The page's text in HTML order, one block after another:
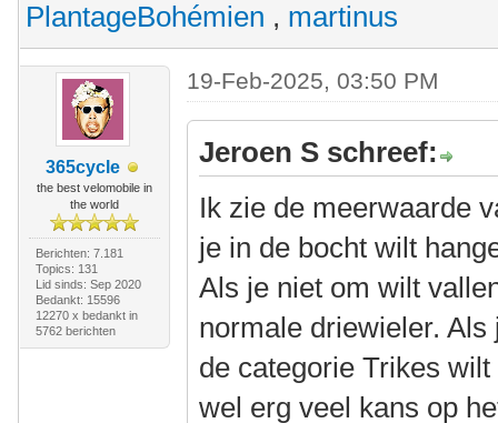
PlantageBohémien , martinus
365cycle
the best velomobile in
the world
Berichten: 7.181
Topics: 131
Lid sinds: Sep 2020
Bedankt: 15596
12270 x bedankt in
5762 berichten
19-Feb-2025, 03:50 PM
Jeroen S schreef:
Ik zie de meerwaarde
je in de bocht wilt
Als je niet om wilt
normale driewieler.
de categorie Trikes
wel erg veel kans op